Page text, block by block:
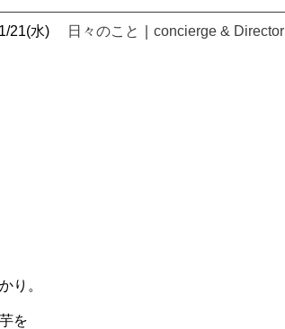
21(水) 日々のこと concierge & Director
り。
を